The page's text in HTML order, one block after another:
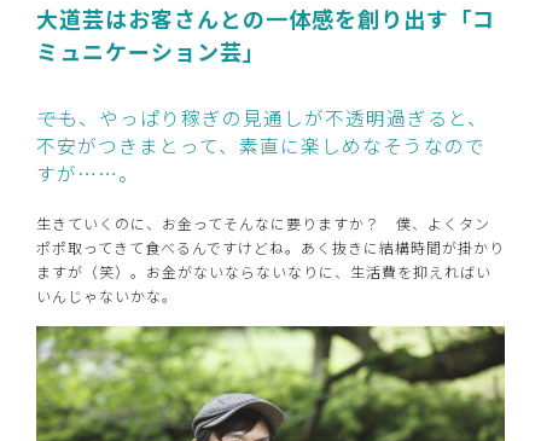
大道芸はお客さんとの一体感を創り出す「コ
ミュニケーション芸」
――でも、やっぱり稼ぎの見通しが不透明過ぎると、
不安がつきまとって、素直に楽しめなそうなので
すが……。
生きていくのに、お金ってそんなに要りますか？ 僕、よくタン
ポポ取ってきて食べるんですけどね。あく抜きに結構時間が掛かり
ますが（笑）。お金がないならないなりに、生活費を抑えればい
いんじゃないかな。